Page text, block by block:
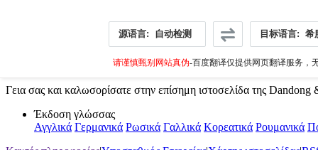
源语言: 自动检测 目标语言: 希
请谨慎甄别网站真伪-百度翻译仅提供网页翻译服务，